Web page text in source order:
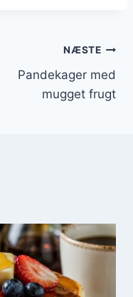
NÆSTE
Pandekager med
mugget frugt